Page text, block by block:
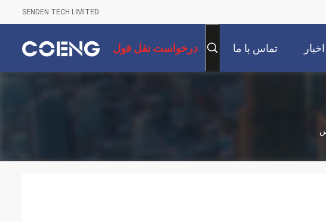
SENDEN TECH LIMITED
اخبار تماس با ما درخواست نقل قول